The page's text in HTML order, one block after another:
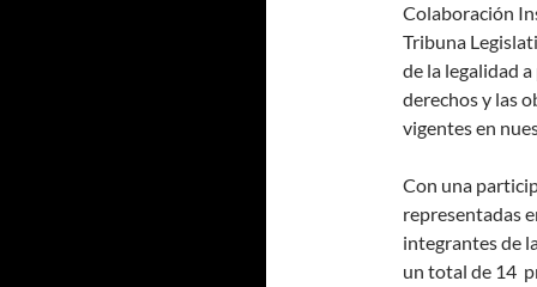
Colaboración
Tribuna
de la legalidad
derechos y las
vigentes en
Con una
representadas
integrantes de
un total de 14